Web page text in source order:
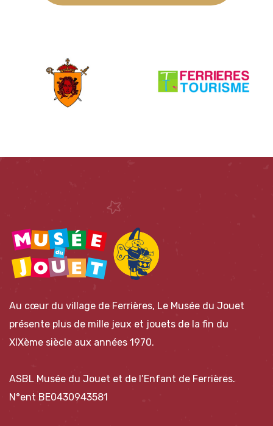
Au cœur du village de Ferrières, Le Musée du Jouet
présente plus de mille jeux et jouets de la fin du
XIXème siècle aux années 1970.
ASBL Musée du Jouet et de l’Enfant de Ferrières.
N°ent BE0430943581